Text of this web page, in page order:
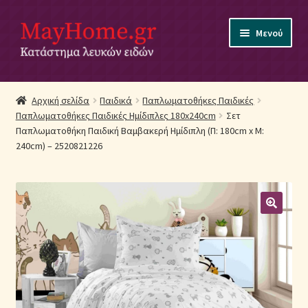
Απευθείας
μετάβαση
στην
Μετάβαση
σε
περιεχόμενο
Μενού
Αρχική
Ακύρωση Παραγγελίας
Αποστολές
Βρεφικά Λευκά Είδη
Επικοινωνία
Επιστροφές Προϊόντων
Η εταιρία μας
Αρχική σελίδα Παιδικά
Παπλωματοθήκες Παιδικές
Παπλωματοθήκες Παιδικές Ημίδιπλες 180x240cm
Σετ
Παπλωματοθήκη Παιδική Βαμβακερή Ημίδιπλη (Π: 180cm x Μ:
240cm) – 2520821226